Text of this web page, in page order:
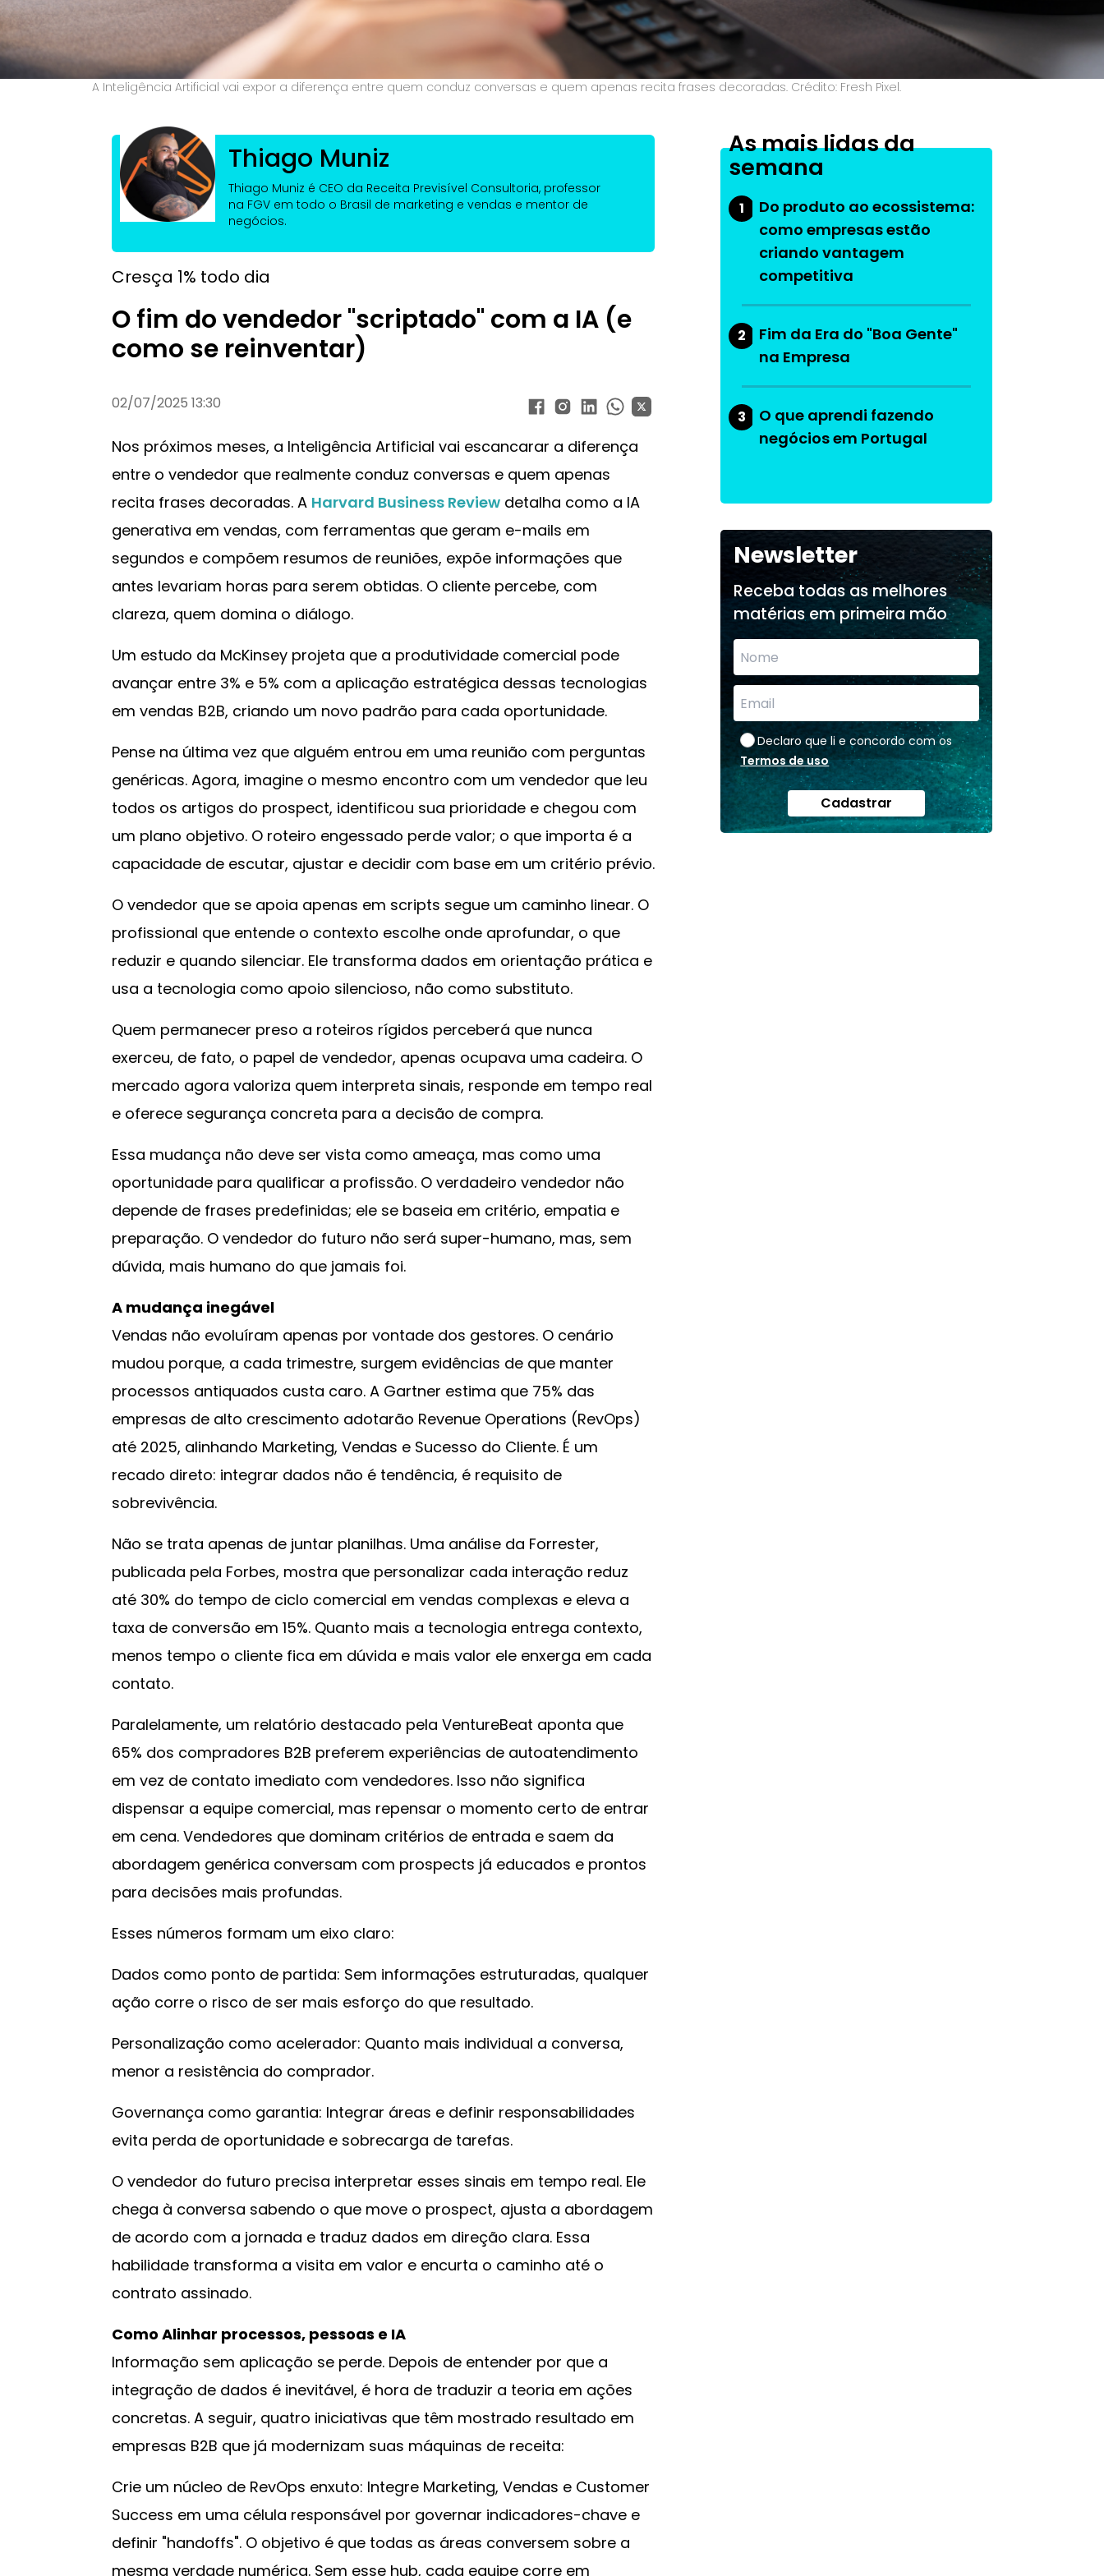
A Inteligência Artificial vai expor a diferença entre quem conduz conversas e quem apenas recita frases decoradas. Crédito: Fresh Pixel.
Thiago Muniz
Thiago Muniz é CEO da Receita Previsível Consultoria, professor
na FGV em todo o Brasil de marketing e vendas e mentor de
negócios.
Cresça 1% todo dia
O fim do vendedor "scriptado" com a IA (e
como se reinventar)
02/07/2025 13:30
Nos próximos meses, a Inteligência Artificial vai escancarar a diferença
entre o vendedor que realmente conduz conversas e quem apenas
recita frases decoradas. A Harvard Business Review detalha como a IA
generativa em vendas, com ferramentas que geram e-mails em
segundos e compõem resumos de reuniões, expõe informações que
antes levariam horas para serem obtidas. O cliente percebe, com
clareza, quem domina o diálogo.
Um estudo da McKinsey projeta que a produtividade comercial pode
avançar entre 3% e 5% com a aplicação estratégica dessas tecnologias
em vendas B2B, criando um novo padrão para cada oportunidade.
Pense na última vez que alguém entrou em uma reunião com perguntas
genéricas. Agora, imagine o mesmo encontro com um vendedor que leu
todos os artigos do prospect, identificou sua prioridade e chegou com
um plano objetivo. O roteiro engessado perde valor; o que importa é a
capacidade de escutar, ajustar e decidir com base em um critério prévio.
O vendedor que se apoia apenas em scripts segue um caminho linear. O
profissional que entende o contexto escolhe onde aprofundar, o que
reduzir e quando silenciar. Ele transforma dados em orientação prática e
usa a tecnologia como apoio silencioso, não como substituto.
Quem permanecer preso a roteiros rígidos perceberá que nunca
exerceu, de fato, o papel de vendedor, apenas ocupava uma cadeira. O
mercado agora valoriza quem interpreta sinais, responde em tempo real
e oferece segurança concreta para a decisão de compra.
Essa mudança não deve ser vista como ameaça, mas como uma
oportunidade para qualificar a profissão. O verdadeiro vendedor não
depende de frases predefinidas; ele se baseia em critério, empatia e
preparação. O vendedor do futuro não será super-humano, mas, sem
dúvida, mais humano do que jamais foi.
A mudança inegável
Vendas não evoluíram apenas por vontade dos gestores. O cenário
mudou porque, a cada trimestre, surgem evidências de que manter
processos antiquados custa caro. A Gartner estima que 75% das
empresas de alto crescimento adotarão Revenue Operations (RevOps)
até 2025, alinhando Marketing, Vendas e Sucesso do Cliente. É um
recado direto: integrar dados não é tendência, é requisito de
sobrevivência.
Não se trata apenas de juntar planilhas. Uma análise da Forrester,
publicada pela Forbes, mostra que personalizar cada interação reduz
até 30% do tempo de ciclo comercial em vendas complexas e eleva a
taxa de conversão em 15%. Quanto mais a tecnologia entrega contexto,
menos tempo o cliente fica em dúvida e mais valor ele enxerga em cada
contato.
Paralelamente, um relatório destacado pela VentureBeat aponta que
65% dos compradores B2B preferem experiências de autoatendimento
em vez de contato imediato com vendedores. Isso não significa
dispensar a equipe comercial, mas repensar o momento certo de entrar
em cena. Vendedores que dominam critérios de entrada e saem da
abordagem genérica conversam com prospects já educados e prontos
para decisões mais profundas.
Esses números formam um eixo claro:
Dados como ponto de partida: Sem informações estruturadas, qualquer
ação corre o risco de ser mais esforço do que resultado.
Personalização como acelerador: Quanto mais individual a conversa,
menor a resistência do comprador.
Governança como garantia: Integrar áreas e definir responsabilidades
evita perda de oportunidade e sobrecarga de tarefas.
O vendedor do futuro precisa interpretar esses sinais em tempo real. Ele
chega à conversa sabendo o que move o prospect, ajusta a abordagem
de acordo com a jornada e traduz dados em direção clara. Essa
habilidade transforma a visita em valor e encurta o caminho até o
contrato assinado.
Como Alinhar processos, pessoas e IA
Informação sem aplicação se perde. Depois de entender por que a
integração de dados é inevitável, é hora de traduzir a teoria em ações
concretas. A seguir, quatro iniciativas que têm mostrado resultado em
empresas B2B que já modernizam suas máquinas de receita:
Crie um núcleo de RevOps enxuto: Integre Marketing, Vendas e Customer
Success em uma célula responsável por governar indicadores-chave e
definir "handoffs". O objetivo é que todas as áreas conversem sobre a
mesma verdade numérica. Sem esse hub, cada equipe corre em
As mais lidas da
semana
1
Do produto ao ecossistema:
como empresas estão
criando vantagem
competitiva
2
Fim da Era do "Boa Gente"
na Empresa
3
O que aprendi fazendo
negócios em Portugal
Newsletter
Receba todas as melhores
matérias em primeira mão
Declaro que li e concordo com os
Termos de uso
Cadastrar